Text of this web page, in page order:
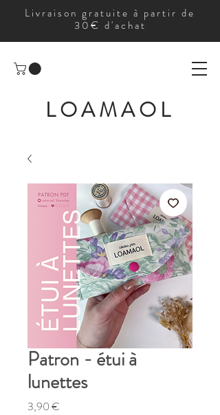
Livraison gratuite à partir de
30€ d'achat
LOAMAOL
Patron - étui à
lunettes
3,90 €